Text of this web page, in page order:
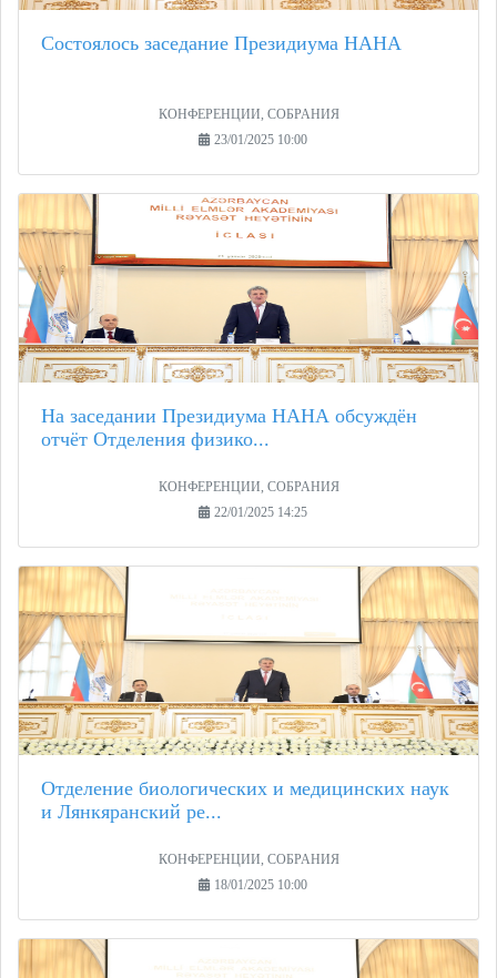
Состоялось заседание Президиума НАНА
КОНФЕРЕНЦИИ, СОБРАНИЯ
23/01/2025 10:00
На заседании Президиума НАНА обсуждён
отчёт Отделения физико...
КОНФЕРЕНЦИИ, СОБРАНИЯ
22/01/2025 14:25
Отделение биологических и медицинских наук
и Лянкяранский ре...
КОНФЕРЕНЦИИ, СОБРАНИЯ
18/01/2025 10:00